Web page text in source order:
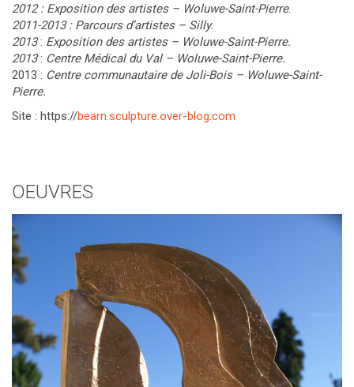
2012 : Exposition des artistes – Woluwe-Saint-Pierre.
2011-2013 : Parcours d’artistes – Silly.
2013: Exposition des artistes – Woluwe-Saint-Pierre.
2013: Centre Médical du Val – Woluwe-Saint-Pierre.
2013 : Centre communautaire de Joli-Bois – Woluwe-Saint-
Pierre.
Site : https://bearn.sculpture.over-blog.com
OEUVRES